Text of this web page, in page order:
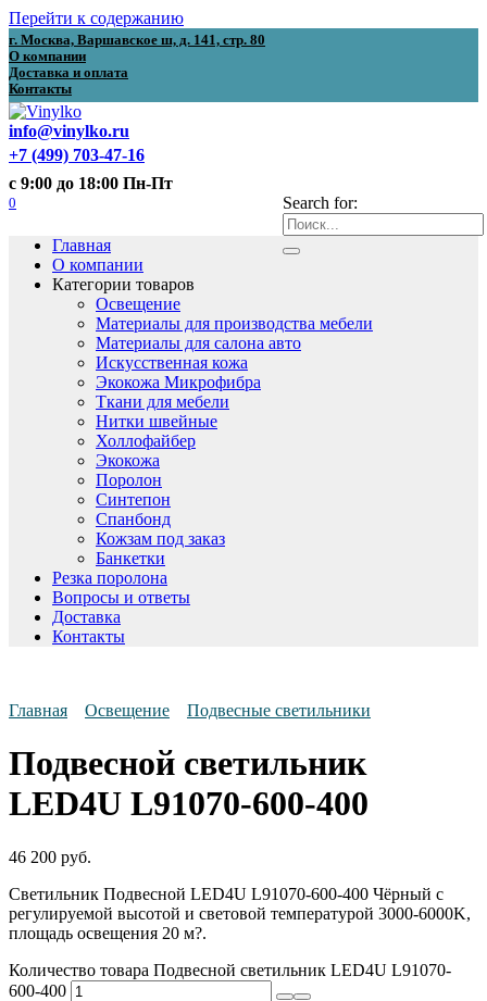
Перейти к содержанию
г. Москва, Варшавское ш, д. 141, стр. 80
О компании
Доставка и оплата
Контакты
info@vinylko.ru
+7 (499) 703-47-16
с 9:00 до 18:00 Пн-Пт
Search for:
0
Главная
О компании
Категории товаров
Освещение
Материалы для производства мебели
Материалы для салона авто
Искусственная кожа
Экокожа Микрофибра
Ткани для мебели
Нитки швейные
Холлофайбер
Экокожа
Поролон
Синтепон
Спанбонд
Кожзам под заказ
Банкетки
Резка поролона
Вопросы и ответы
Доставка
Контакты
Главная Освещение Подвесные светильники
Подвесной светильник
LED4U L91070-600-400
46 200 руб.
Светильник Подвесной LED4U L91070-600-400 Чёрный с
регулируемой высотой и световой температурой 3000-6000K,
площадь освещения 20 м?.
Количество товара Подвесной светильник LED4U L91070-
600-400